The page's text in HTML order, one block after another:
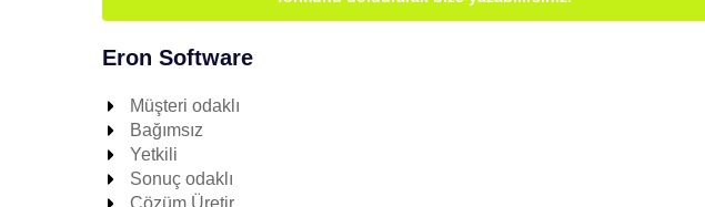
Eron Software
Müşteri odaklı
Bağımsız
Yetkili
Sonuç odaklı
Çözüm Üretir